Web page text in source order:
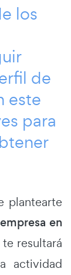
los
de
este
para
plantearte
en
resultará
actividad